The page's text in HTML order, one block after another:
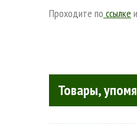
Проходите по ссылке
Товары,